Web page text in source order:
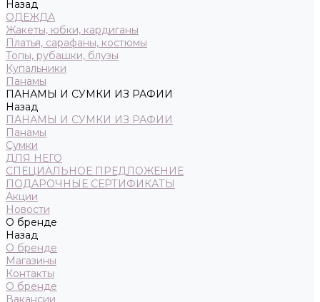
Назад
ОДЕЖДА
Жакеты, юбки, кардиганы
Платья, сарафаны, костюмы
Топы, рубашки, блузы
Купальники
Панамы
ПАНАМЫ И СУМКИ ИЗ РАФИИ
Назад
ПАНАМЫ И СУМКИ ИЗ РАФИИ
Панамы
Сумки
ДЛЯ НЕГО
СПЕЦИАЛЬНОЕ ПРЕДЛОЖЕНИЕ
ПОДАРОЧНЫЕ СЕРТИФИКАТЫ
Акции
Новости
О бренде
Назад
О бренде
Магазины
Контакты
О бренде
Вакансии